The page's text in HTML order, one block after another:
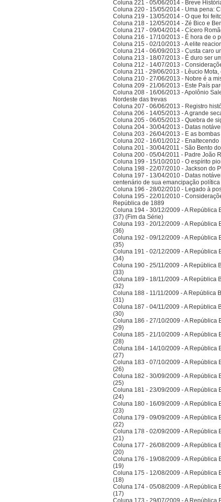
Coluna 221 - 05/06/2014 - Breve
Coluna 220 - 15/05/2014 - Uma pena:
Coluna 219 - 13/05/2014 - O que foi
Coluna 218 - 12/05/2014 - Zé Bico e
Coluna 217 - 09/04/2014 - Cícero
Coluna 216 - 17/10/2013 - É hora de o
Coluna 215 - 02/10/2013 - A elite
Coluna 214 - 06/09/2013 - Custa caro
Coluna 213 - 18/07/2013 - É duro ser
Coluna 212 - 14/07/2013 -
Coluna 211 - 29/06/2013 - Lêucio
Coluna 210 - 27/06/2013 - Nobre é a
Coluna 209 - 21/06/2013 - Este País
Coluna 208 - 16/06/2013 - Apolônio
Nordeste das trevas
Coluna 207 - 06/06/2013 - Registro
Coluna 206 - 14/05/2013 - A grande
Coluna 205 - 06/05/2013 - Quebra de
Coluna 204 - 30/04/2013 - Datas
Coluna 203 - 26/04/2013 - E as
Coluna 202 - 16/01/2012 -
Coluna 201 - 30/04/2011 - São Bento
Coluna 200 - 05/04/2011 - Padre João
Coluna 199 - 15/10/2010 - O espírito
Coluna 198 - 22/07/2010 - Jackson do
Coluna 197 - 13/04/2010 - Datas
centenário de sua emancipação
Coluna 196 - 28/02/2010 - Legado à
Coluna 195 - 22/01/2010 -
República de 1889
Coluna 194 - 30/12/2009 - A República
(37) (Fim da Série)
Coluna 193 - 20/12/2009 - A República
(36)
Coluna 192 - 09/12/2009 - A República
(35)
Coluna 191 - 02/12/2009 - A República
(34)
Coluna 190 - 25/11/2009 - A República
(33)
Coluna 189 - 18/11/2009 - A República
(32)
Coluna 188 - 11/11/2009 - A República
(31)
Coluna 187 - 04/11/2009 - A República
(30)
Coluna 186 - 27/10/2009 - A República
(29)
Coluna 185 - 21/10/2009 - A República
(28)
Coluna 184 - 14/10/2009 - A República
(27)
Coluna 183 - 07/10/2009 - A República
(26)
Coluna 182 - 30/09/2009 - A República
(25)
Coluna 181 - 23/09/2009 - A República
(24)
Coluna 180 - 16/09/2009 - A República
(23)
Coluna 179 - 09/09/2009 - A República
(22)
Coluna 178 - 02/09/2009 - A República
(21)
Coluna 177 - 26/08/2009 - A República
(20)
Coluna 176 - 19/08/2009 - A República
(19)
Coluna 175 - 12/08/2009 - A República
(18)
Coluna 174 - 05/08/2009 - A República
(17)
Coluna 173 - 29/07/2009 - A República